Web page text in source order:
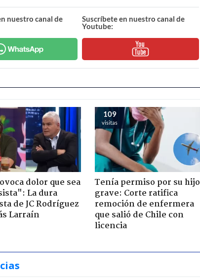
nuestro canal de
Suscríbete en nuestro canal de
Youtube:
dolor que sea
La dura
de JC Rodríguez
Larraín
109
visitas
Tenía permiso por su hijo
grave: Corte ratifica
remoción de enfermera
que salió de Chile con
licencia